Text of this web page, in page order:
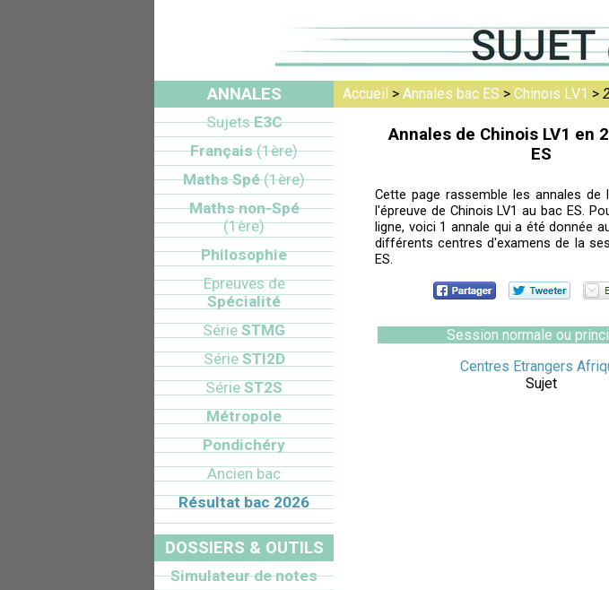
Accueil > Annales bac ES > Chinois LV1 >
Annales de Chinois LV1 en
ES
Cette page rassemble les annales de
l'épreuve de Chinois LV1 au bac ES.
ligne, voici 1 annale qui a été donnée
différents centres d'examens de la
ES.
Session normale ou
Centres Etrangers
Sujet
ANNALES
SujetsE3C
Français(1ère)
Maths Spé(1ère)
Maths non-Spé
(1ère)
Philosophie
Epreuves de
Spécialité
Série STMG
SérieSTI2D
Série ST2S
Métropole
Pondichéry
Ancien bac
Résultat bac 2026
DOSSIERS & OUTILS
Simulateur de notes